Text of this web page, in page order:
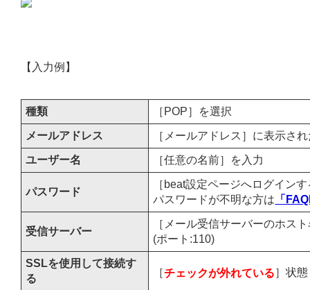
【入力例】
種類 ［POP］を選択
メールアドレス ［メールアドレス］に表示さ
ユーザー名 ［任意の名前］を入力
パスワード
［beat設定ページへログイン
パスワードが不明な方は 「
受信サーバー
［メール受信サーバーのホス
(ポート:110)
SSLを使用して接続す
る
［チェックが外れている］状